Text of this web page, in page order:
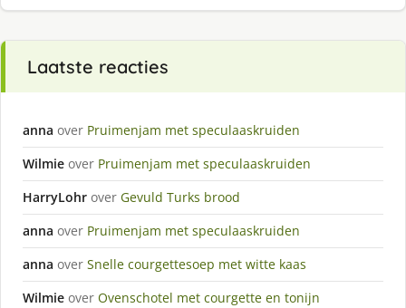
Laatste reacties
anna over Pruimenjam met speculaaskruiden
Wilmie over Pruimenjam met speculaaskruiden
HarryLohr over Gevuld Turks brood
anna over Pruimenjam met speculaaskruiden
anna over Snelle courgettesoep met witte kaas
Wilmie over Ovenschotel met courgette en tonijn